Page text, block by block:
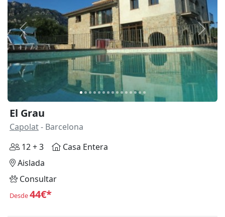
Anterior
El Grau
Capolat- Barcelona
12 + 3
Casa Entera
Aislada
Consultar
Desde44€*